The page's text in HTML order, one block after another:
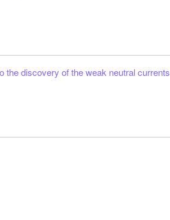
the discovery of the weak neutral currents